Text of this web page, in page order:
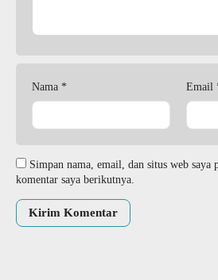
Nama * Email
Simpan nama, email, dan situs web saya
komentar saya berikutnya.